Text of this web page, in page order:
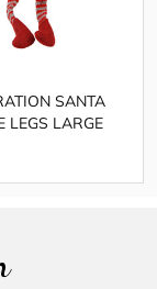
SANTA
LEGS LARGE